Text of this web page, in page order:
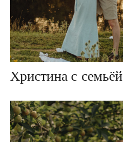
Христина с семьёй